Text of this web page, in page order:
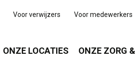
Voor verwijzers Voor medewerkers
ONZE LOCATIES ONZE ZORG